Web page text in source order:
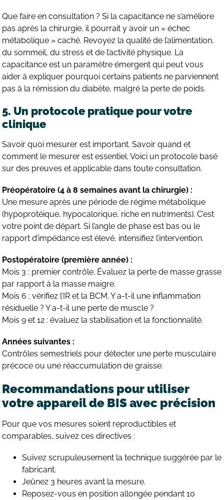
Que faire en consultation ? Si la capacitance ne s’améliore
pas après la chirurgie, il pourrait y avoir un « échec
métabolique » caché. Revoyez la qualité de l’alimentation,
du sommeil, du stress et de l’activité physique. La
capacitance est un paramètre émergent qui peut vous
aider à expliquer pourquoi certains patients ne parviennent
pas à la rémission du diabète, malgré la perte de poids.
5. Un protocole pratique pour votre
clinique
Savoir quoi mesurer est important. Savoir quand et
comment le mesurer est essentiel. Voici un protocole basé
sur des preuves et applicable dans toute consultation.
Préopératoire (4 à 8 semaines avant la chirurgie) :
Une mesure après une période de régime métabolique
(hypoprotéique, hypocalorique, riche en nutriments). C’est
votre point de départ. Si l’angle de phase est bas ou le
rapport d’impédance est élevé, intensifiez l’intervention.
Postopératoire (première année) :
Mois 3 : premier contrôle. Évaluez la perte de masse grasse
par rapport à la masse maigre.
Mois 6 : vérifiez l’IR et la BCM. Y a-t-il une inflammation
résiduelle ? Y a-t-il une perte de muscle ?
Mois 9 et 12 : évaluez la stabilisation et la fonctionnalité.
Années suivantes :
Contrôles semestriels pour détecter une perte musculaire
précoce ou une réaccumulation de graisse.
Recommandations pour utiliser
votre appareil de BIS avec précision
Pour que vos mesures soient reproductibles et
comparables, suivez ces directives :
Suivez scrupuleusement la technique suggérée par le
fabricant.
Jeûnez 3 heures avant la mesure.
Reposez-vous en position allongée pendant 10